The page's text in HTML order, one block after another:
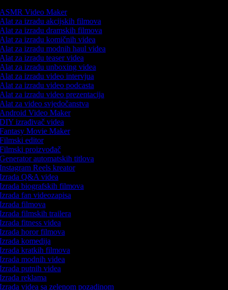
Video Maker
za izradu akcijskih filmova
za izradu dramskih filmova
za izradu komičnih videa
za izradu modnih haul videa
za izradu teaser videa
za izradu unboxing videa
za izradu video intervjua
za izradu video podcasta
za izradu video prezentacija
za video svjedočanstva
Video Maker
izrađivač videa
Movie Maker
editor
proizvođač
automatskih titlova
Reels kreator
Q&A videa
biografskih filmova
fan videozapisa
filmova
filmskih trailera
fitness videa
horor filmova
komedija
kratkih filmova
modnih videa
putnih videa
reklama
videa sa zelenom pozadinom